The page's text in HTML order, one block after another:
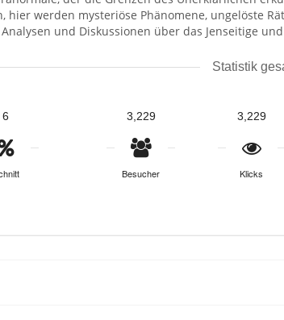
hier werden mysteriöse Phänomene, ungelöste
und Diskussionen über das Jenseitige
6
Statistik
3,229
Besucher
3,229
Klicks